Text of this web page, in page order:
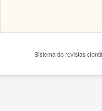
Sistema de revistas